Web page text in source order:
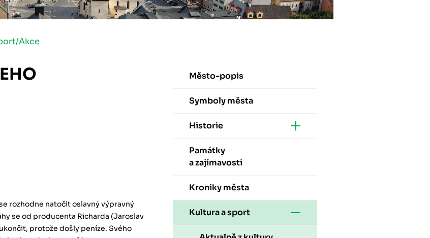
/Akce
rozhodne natočit oslavný výpravný
se od producenta Richarda (Jaroslav
protože došly peníze. Svého
Město-popis
Symboly města
Historie
Památky
a zajímavosti
Kroniky města
Kultura a sport